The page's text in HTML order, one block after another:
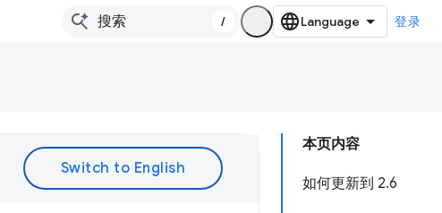
/ 登录
本页内容
如何更新到 2.6